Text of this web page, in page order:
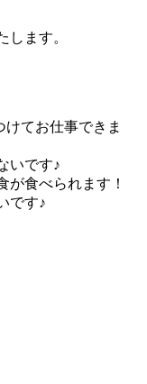
ます。
てお仕事できま
いです♪
食べられます！
です♪